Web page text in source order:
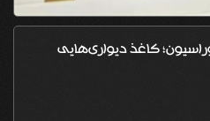
کاغذ دیواری‌هایی